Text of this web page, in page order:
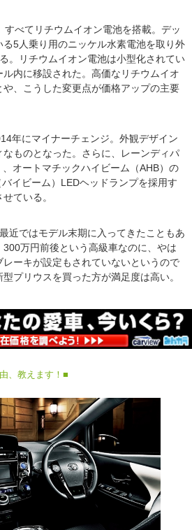
べてリチウムイオン電池を搭載。デッ
5人乗り用のニッケル水素電池を取り外
。リチウムイオン電池は小型化されてい
内に移設された。高価なリチウムイオ
、こうした変更点が価格アップの主要
年にマイナーチェンジ。外観デザイン
ものとなった。さらに、レーンディパ
オートマチックハイビーム（AHB）の
イビーム）LEDヘッドランプを採用す
ている。
近ではモデル末期に入ってきたこともあ
300万円前後という高級車なのに、やは
レーキが設定もされていないというので
プリウスを買った方が満足度は高い。
、教えます！■